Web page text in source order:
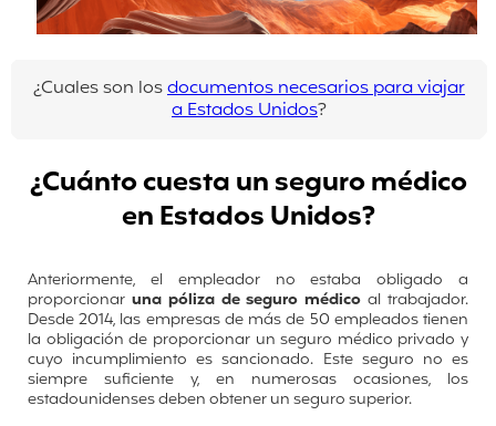
¿Cuales son losdocumentos necesarios para viajar
a Estados Unidos?
¿Cuánto cuesta un seguro médico
en Estados Unidos?
Anteriormente, el empleador no estaba obligado a
proporcionar una póliza de seguro médico al trabajador.
Desde 2014, las empresas de más de 50 empleados tienen
la obligación de proporcionar un seguro médico privado y
cuyo incumplimiento es sancionado. Este seguro no es
siempre suficiente y, en numerosas ocasiones, los
estadounidenses deben obtener un seguro superior.